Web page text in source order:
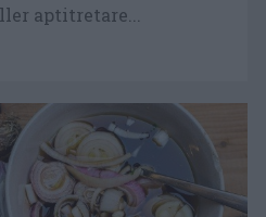
aptitretare...